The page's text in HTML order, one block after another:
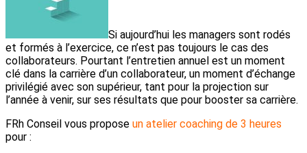
Si aujourd’hui les managers sont rodés
et formés à l’exercice, ce n’est pas toujours le cas des
collaborateurs. Pourtant l’entretien annuel est un moment
clé dans la carrière d’un collaborateur, un moment d’échange
privilégié avec son supérieur, tant pour la projection sur
l’année à venir, sur ses résultats que pour booster sa carrière.
FRh Conseil vous propose un atelier coaching de 3 heures
pour :